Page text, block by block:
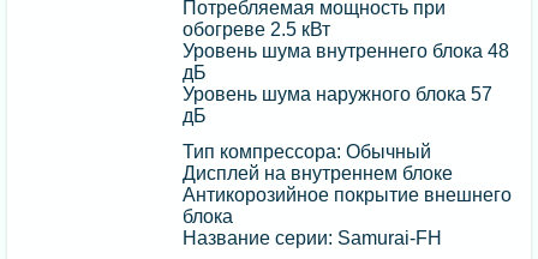
Потребляемая мощность при
обогреве 2.5 кВт
Уровень шума внутреннего блока 48
дБ
Уровень шума наружного блока 57
дБ
Тип компрессора: Обычный
Дисплей на внутреннем блоке
Антикорозийное покрытие внешнего
блока
Название серии: Samurai-FH